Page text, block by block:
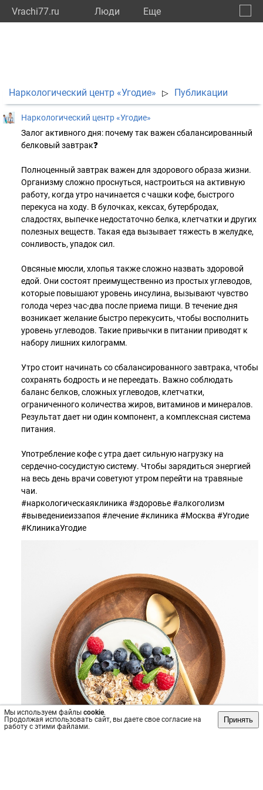
Vrachi77.ru Люди Eще
Мы используем файлы cookie.
Продолжая использовать сайт, вы даете свое согласие на
работу с этими файлами.
Принять
Наркологический центр «Угодие» ▷ Публикации
Наркологический центр «Угодие»
Залог активного дня: почему так важен сбалансированный
белковый завтрак❓
Полноценный завтрак важен для здорового образа жизни.
Организму сложно проснуться, настроиться на активную
работу, когда утро начинается с чашки кофе, быстрого
перекуса на ходу. В булочках, кексах, бутербродах,
сладостях, выпечке недостаточно белка, клетчатки и других
полезных веществ. Такая еда вызывает тяжесть в желудке,
сонливость, упадок сил.
Овсяные мюсли, хлопья также сложно назвать здоровой
едой. Они состоят преимущественно из простых углеводов,
которые повышают уровень инсулина, вызывают чувство
голода через час-два после приема пищи. В течение дня
возникает желание быстро перекусить, чтобы восполнить
уровень углеводов. Такие привычки в питании приводят к
набору лишних килограмм.
Утро стоит начинать со сбалансированного завтрака, чтобы
сохранять бодрость и не переедать. Важно соблюдать
баланс белков, сложных углеводов, клетчатки,
ограниченного количества жиров, витаминов и минералов.
Результат дает ни один компонент, а комплексная система
питания.
Употребление кофе с утра дает сильную нагрузку на
сердечно-сосудистую систему. Чтобы зарядиться энергией
на весь день врачи советуют утром перейти на травяные
чаи.
#наркологическаяклиника #здоровье #алкоголизм
#выведениеиззапоя #лечение #клиника #Москва #Угодие
#КлиникаУгодие